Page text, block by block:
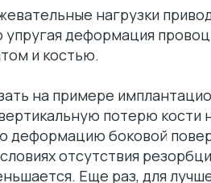
нагрузки
упругая деформация
и костью.
на примере
потерю кости
деформацию боковой
отсутствия
Еще раз, для